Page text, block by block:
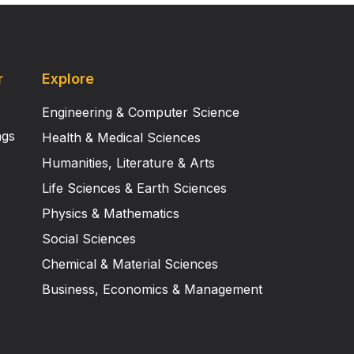
Explore
Engineering & Computer Science
Health & Medical Sciences
Humanities, Literature & Arts
Life Sciences & Earth Sciences
Physics & Mathematics
Social Sciences
Chemical & Material Sciences
Business, Economics & Management